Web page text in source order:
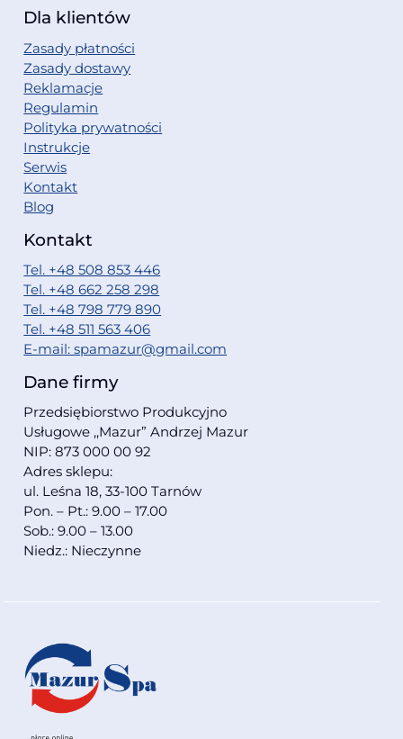
Dla klientów
Zasady płatności
Zasady dostawy
Reklamacje
Regulamin
Polityka prywatności
Instrukcje
Serwis
Kontakt
Blog
Kontakt
Tel. +48 508 853 446
Tel. +48 662 258 298
Tel. +48 798 779 890
Tel. +48 511 563 406
E-mail: spamazur@gmail.com
Dane firmy
Przedsiębiorstwo Produkcyjno
Usługowe ,,Mazur” Andrzej Mazur
NIP: 873 000 00 92
Adres sklepu:
ul. Leśna 18, 33-100 Tarnów
Pon. – Pt.: 9.00 – 17.00
Sob.: 9.00 – 13.00
Niedz.: Nieczynne